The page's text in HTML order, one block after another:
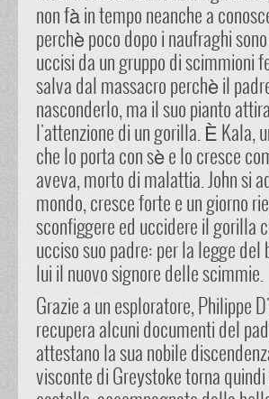
non fà in tempo neanche a
perchè poco dopo i naufraghi
uccisi da un gruppo di scimmioni
salva dal massacro perchè il
nasconderlo, ma il suo pianto
l'attenzione di un gorilla. È Kala,
che lo porta con sè e lo cresce
aveva, morto di malattia. John si
mondo, cresce forte e un giorno
sconfiggere ed uccidere il gorilla
ucciso suo padre: per la legge del
lui il nuovo signore delle scimmie.
Grazie a un esploratore, Philippe
recupera alcuni documenti del
attestano la sua nobile
visconte di Greystoke torna quindi